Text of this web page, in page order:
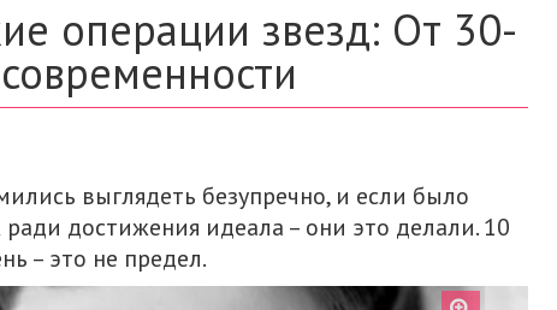
операции звезд: От 30-
выглядеть безупречно, и если было
достижения идеала – они это делали. 10
– это не предел.